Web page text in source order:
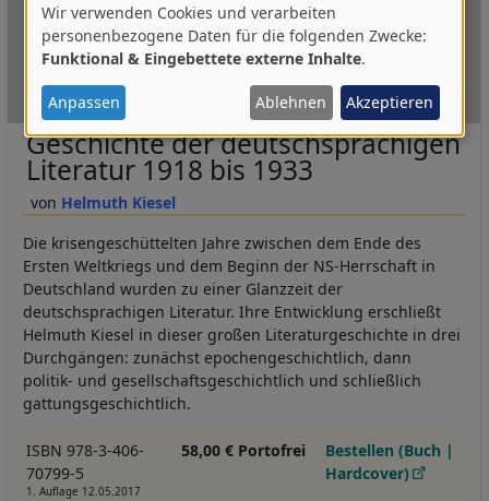
1. Auflage12.05.2017,Deutsch
Verlag C.H. Beck
Helmuth Kiesel
Geschichte der deutschsprachigen
Literatur 1918 bis 1933
Die krisengeschüttelten Jahre zwischen dem Ende des
Ersten Weltkriegs und dem Beginn der NS-Herrschaft in
Deutschland wurden zu einer Glanzzeit der
deutschsprachigen Literatur. Ihre Entwicklung erschließt
Helmuth Kiesel in dieser großen Literaturgeschichte in drei
Durchgängen: zunächst epochengeschichtlich, dann
politik- und gesellschaftsgeschichtlich und schließlich
gattungsgeschichtlich.
ISBN 978-3-406-
70799-5
1. Auflage 12.05.2017
58,00 € Portofrei
Bestellen (Buch |
Hardcover)
Verwendung
von
personenbezogenen
Daten
und
Cookies
Wir verwenden Cookies und verarbeiten
personenbezogene Daten für die folgenden Zwecke:
Funktional & Eingebettete externe Inhalte.
Anpassen Ablehnen Akzeptieren